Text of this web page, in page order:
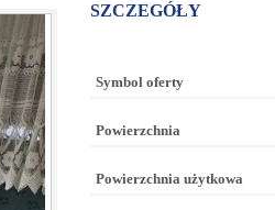
SZCZEGÓŁY
Symbol oferty
Powierzchnia
Powierzchnia użytkowa